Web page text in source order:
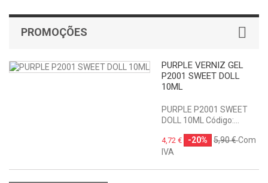
PROMOÇÕES
PURPLE VERNIZ GEL
P2001 SWEET DOLL
10ML
PURPLE P2001 SWEET
DOLL 10ML Código:...
4,72 € -20% 5,90 €Com
IVA